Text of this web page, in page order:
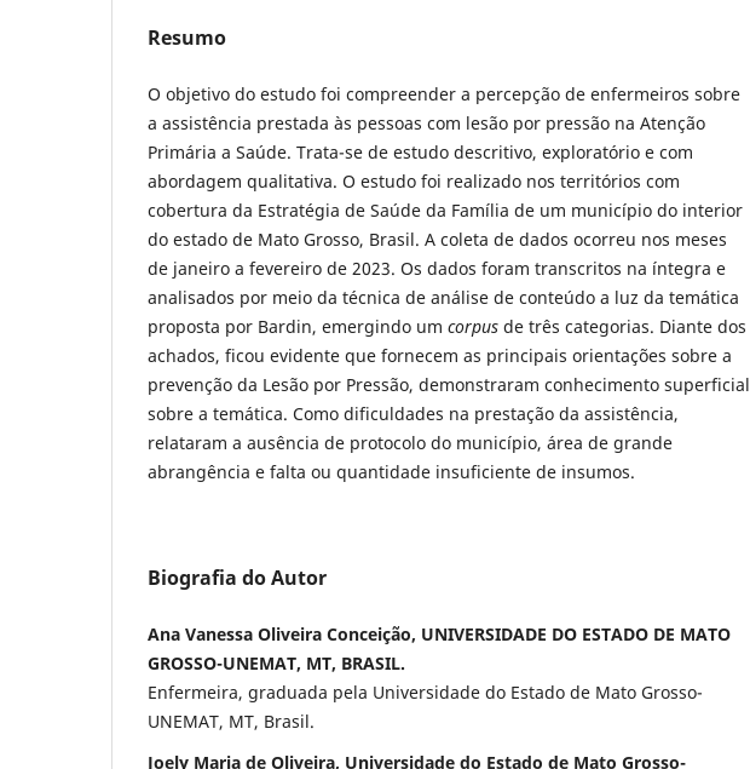
Resumo
O objetivo do estudo foi compreender a percepção de enfermeiros sobre
a assistência prestada às pessoas com lesão por pressão na Atenção
Primária a Saúde. Trata-se de estudo descritivo, exploratório e com
abordagem qualitativa. O estudo foi realizado nos territórios com
cobertura da Estratégia de Saúde da Família de um município do interior
do estado de Mato Grosso, Brasil. A coleta de dados ocorreu nos meses
de janeiro a fevereiro de 2023. Os dados foram transcritos na íntegra e
analisados por meio da técnica de análise de conteúdo a luz da temática
proposta por Bardin, emergindo um corpus de três categorias. Diante dos
achados, ficou evidente que fornecem as principais orientações sobre a
prevenção da Lesão por Pressão, demonstraram conhecimento superficial
sobre a temática. Como dificuldades na prestação da assistência,
relataram a ausência de protocolo do município, área de grande
abrangência e falta ou quantidade insuficiente de insumos.
Biografia do Autor
Ana Vanessa Oliveira Conceição, UNIVERSIDADE DO ESTADO DE MATO
GROSSO-UNEMAT, MT, BRASIL.
Enfermeira, graduada pela Universidade do Estado de Mato Grosso-
UNEMAT, MT, Brasil.
Joely Maria de Oliveira, Universidade do Estado de Mato Grosso-